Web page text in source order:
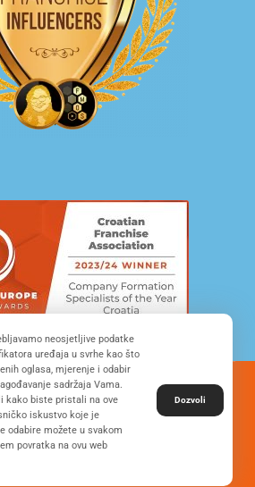
All Rights Reserved - FRANCHISE
CROATIA
neosjetljive podatke
uređaja u svrhe kao što
oglasa, mjerenje i odabir
sadržaja Vama.
kako biste pristali na ove
iskustvo koje je
odabire možete u svakom
povratka na ovu web
Dozvoli